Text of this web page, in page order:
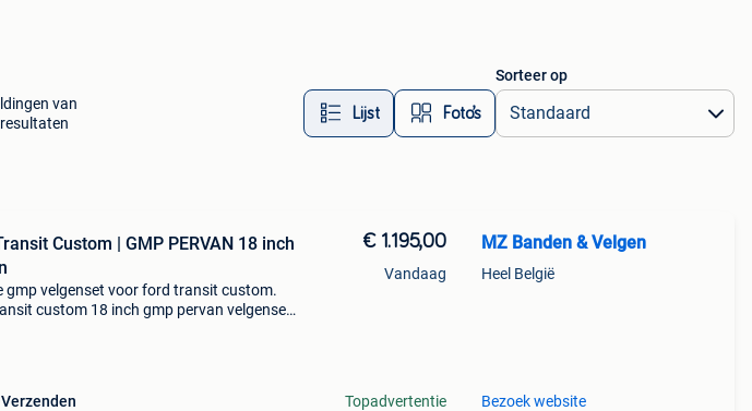
van
Lijst Foto’s
Sorteer op
Custom | GMP PERVAN 18 inch
gmp velgenset voor ford transit custom.
custom 18 inch gmp pervan velgenset.
Verzenden
€ 1.195,00
Vandaag
Topadvertentie
MZ Banden & Velgen
Heel België
Bezoek website